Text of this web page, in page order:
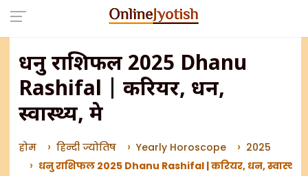
धनु राशिफल 2025 Dhanu
Rashifal | करियर, धन,
स्वास्थ्य, प्रेम
होम हिन्दी ज्योतिष Yearly Horoscope
2025
धनु राशिफल 2025 Dhanu Rashifal | करियर, धन, स्वास्थ्य,